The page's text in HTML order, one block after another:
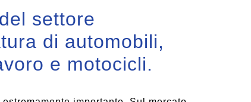
settore
di automobili,
e motocicli.